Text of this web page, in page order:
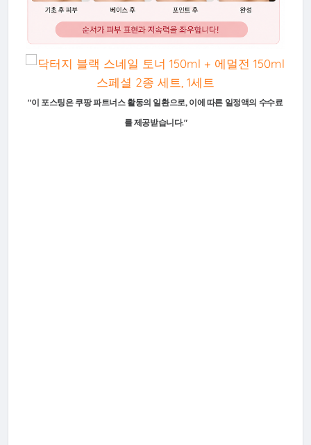
"이 포스팅은 쿠팡 파트너스 활동의 일환으로, 이에 따른 일정액의 수수료
를 제공받습니다."